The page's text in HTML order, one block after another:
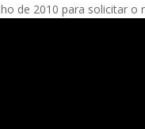
de 2010 para solicitar